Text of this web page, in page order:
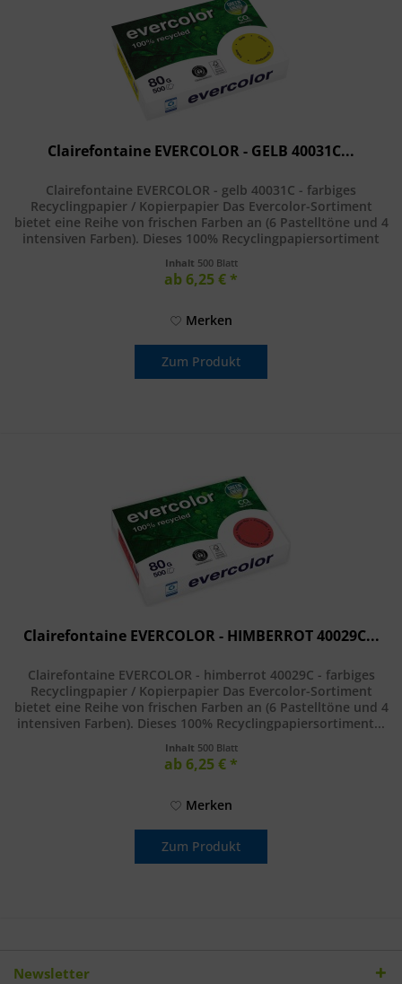
Clairefontaine EVERCOLOR - GELB 40031C...
Clairefontaine EVERCOLOR - gelb 40031C - farbiges
Recyclingpapier / Kopierpapier Das Evercolor-Sortiment
bietet eine Reihe von frischen Farben an (6 Pastelltöne und 4
intensiven Farben). Dieses 100% Recyclingpapiersortiment
Inhalt 500 Blatt
ab 6,25 € *
Merken
Zum Produkt
Clairefontaine EVERCOLOR - HIMBERROT 40029C...
Clairefontaine EVERCOLOR - himberrot 40029C - farbiges
Recyclingpapier / Kopierpapier Das Evercolor-Sortiment
bietet eine Reihe von frischen Farben an (6 Pastelltöne und 4
intensiven Farben). Dieses 100% Recyclingpapiersortiment...
Inhalt 500 Blatt
ab 6,25 € *
Merken
Zum Produkt
Newsletter